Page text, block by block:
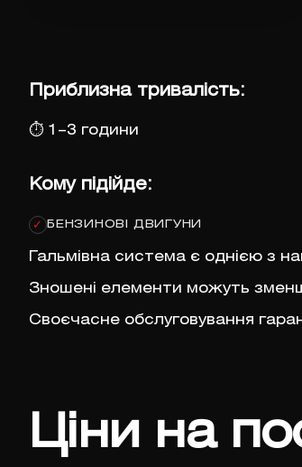
Приблизна тривалість:
⏱ 1–3 години
Кому підійде:
✓ БЕНЗИНОВІ ДВИГУНИ
Гальмівна система є однією з
Зношені елементи можуть
Своєчасне обслуговування
Ціни на